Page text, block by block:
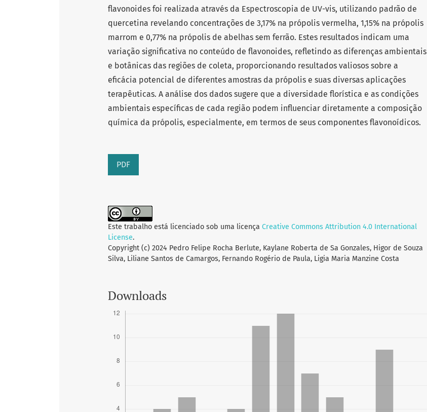
flavonoides foi realizada através da Espectroscopia de UV-vis, utilizando padrão de
quercetina revelando concentrações de 3,17% na própolis vermelha, 1,15% na própolis
marrom e 0,77% na própolis de abelhas sem ferrão. Estes resultados indicam uma
variação significativa no conteúdo de flavonoides, refletindo as diferenças ambientais
e botânicas das regiões de coleta, proporcionando resultados valiosos sobre a
eficácia potencial de diferentes amostras da própolis e suas diversas aplicações
terapêuticas. A análise dos dados sugere que a diversidade florística e as condições
ambientais específicas de cada região podem influenciar diretamente a composição
química da própolis, especialmente, em termos de seus componentes flavonoídicos.
PDF
Este trabalho está licenciado sob uma licença Creative Commons Attribution 4.0 International
License.
Copyright (c) 2024 Pedro Felipe Rocha Berlute, Kaylane Roberta de Sa Gonzales, Higor de Souza
Silva, Liliane Santos de Camargos, Fernando Rogério de Paula, Ligia Maria Manzine Costa
Downloads